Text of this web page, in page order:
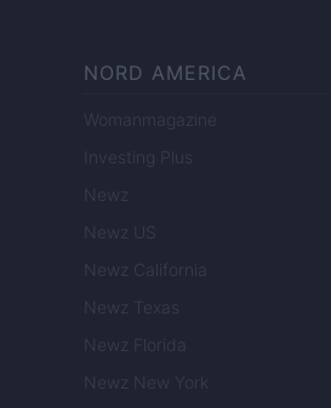
NORD AMERICA
Womanmagazine
Investing Plus
Newz
Newz US
Newz California
Newz Texas
Newz Florida
Newz New York